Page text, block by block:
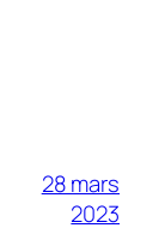
28 mars
2023